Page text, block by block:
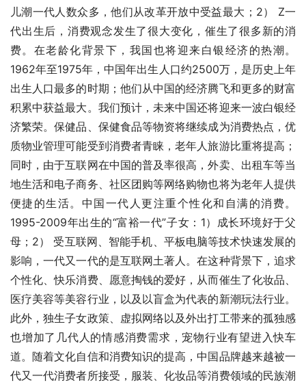
儿潮一代人数众多，他们从改革开放中受益最大；2） Z一
代出生后，消费观念发生了很大变化，催生了很多新的消
费。在老龄化背景下，我国也将迎来白银经济的热潮。
1962年至1975年，中国年出生人口约2500万，是历史上年
出生人口最多的时期；他们从中国的经济腾飞和更多的财富
积累中获益最大。我们预计，未来中国还将迎来一波白银经
济繁荣。保健品、保健食品等物资将继续成为消费热点，优
质物业管理可能受到消费者青睐，老年人旅游比重将提高；
同时，由于互联网在中国的普及率很高，外卖、出租车等当
地生活和电子商务、社区团购等网络购物也将为老年人提供
便捷的生活。中国一代人更注重个性化和自满的消费。
1995-2009年出生的“富裕一代”子女：1）成长环境好于父
母；2） 受互联网、智能手机、平板电脑等技术快速发展的
影响，一代又一代的是互联网土著人。在这种背景下，追求
个性化、快乐消费、愿意掏钱的爱好，从而催生了化妆品、
医疗美容等美容行业，以及以盲盒为代表的新潮玩法行业。
此外，独生子女政策、虚拟网络以及外出打工带来的孤独感
也增加了几代人的情感消费需求，宠物行业有望进入快车
道。随着文化自信和消费知识的提高，中国品牌越来越被一
代又一代消费者所接受，服装、化妆品等消费领域的民族潮